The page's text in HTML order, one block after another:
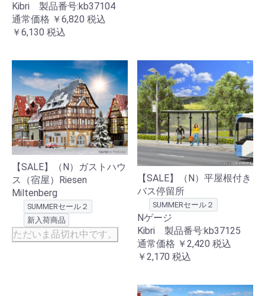
Kibri 製品番号:kb37104
通常価格 ￥6,820 税込
￥6,130 税込
【SALE】（N）ガストハウ
ス（宿屋）Riesen
Miltenberg
SUMMERセール２
新入荷商品
ただいま品切れ中です。
【SALE】（N）平屋根付き
バス停留所
SUMMERセール２
Nゲージ
Kibri 製品番号:kb37125
通常価格 ￥2,420 税込
￥2,170 税込